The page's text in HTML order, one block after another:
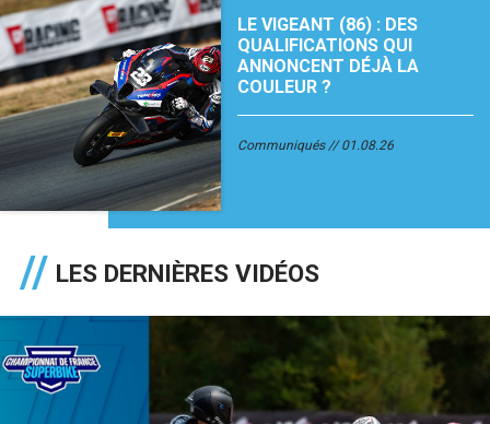
LE VIGEANT (86) : DES
QUALIFICATIONS QUI
ANNONCENT DÉJÀ LA
COULEUR ?
Communiqués 01.08.26
LES DERNIÈRES VIDÉOS